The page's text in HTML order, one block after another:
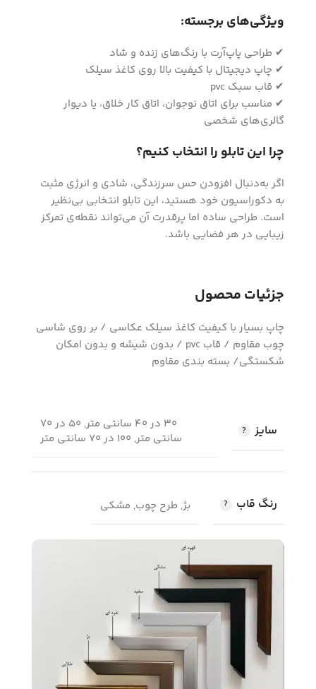
ویژگی‌های برجسته:
✔ طراحی پاپ‌آرت با رنگ‌های زنده و شاد
✔ چاپ دیجیتال با کیفیت بالا روی کاغذ سیلک
✔ قاب سبک pvc
✔ مناسب برای اتاق نوجوان، اتاق کار خلاق، یا دیوار
گالری‌های شخصی
چرا این تابلو را انتخاب کنیم؟
اگر به‌دنبال افزودن حس سرزندگی، شادی و انرژی مثبت
به دکوراسیون خود هستید، این تابلو انتخابی بی‌نظیر
است. طراحی ساده اما پرقدرت آن می‌تواند نقطه‌ی تمرکز
زیبایی در هر فضایی باشد.
جزئیات محصول
چاپ بسیار با کیفیت کاغذ سیلک عکاسی / بر روی شاسی
چوب مقاوم / قاب pvc / بدون شیشه و بدون امکان
شکستگی/ بسته بندی مقاوم
سایز
30 در 40 سانتی متر, 50 در 70
سانتی متر, 100 در 70 سانتی متر
رنگ قاب بژ, طرح چوب, مشکی